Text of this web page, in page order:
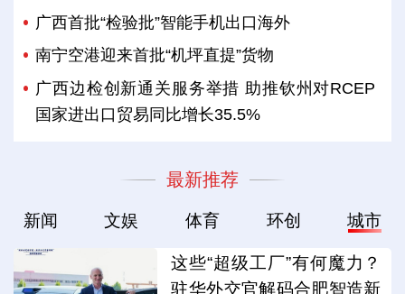
广西首批“检验批”智能手机出口海外
南宁空港迎来首批“机坪直提”货物
广西边检创新通关服务举措 助推钦州对RCEP
国家进出口贸易同比增长35.5%
最新推荐
新闻 文娱 体育 环创 城市
这些“超级工厂”有何魔力？
驻华外交官解码合肥智造新